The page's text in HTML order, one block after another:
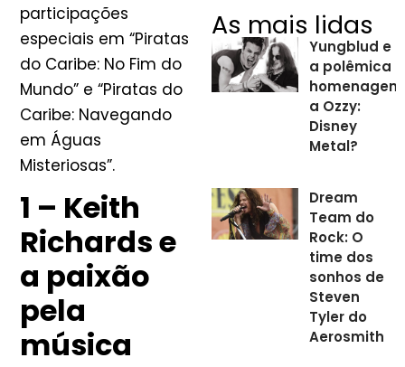
participações
especiais em “Piratas
do Caribe: No Fim do
Mundo” e “Piratas do
Caribe: Navegando
em Águas
Misteriosas”.
1 – Keith
Richards e
a paixão
pela
música
As mais lidas
Yungblud e
a polêmica
homenagem
a Ozzy:
Disney
Metal?
Dream
Team do
Rock: O
time dos
sonhos de
Steven
Tyler do
Aerosmith